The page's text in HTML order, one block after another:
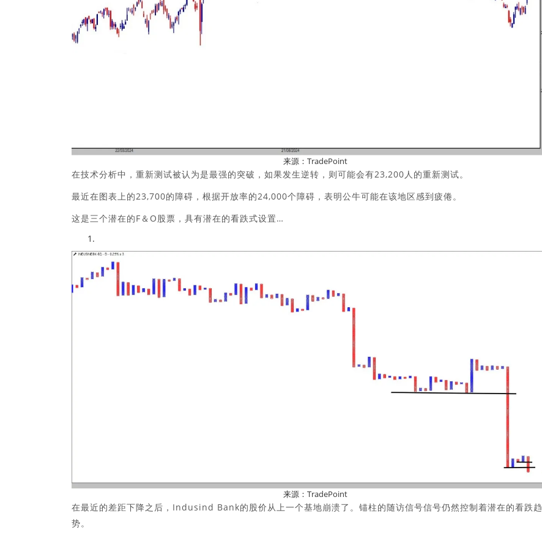
来源：TradePoint
在技​​术分析中，重新测试被认为是最强的突破，如果发生逆转，则可能会有23,200人的重新测试。
最近在图表上的23,700的障碍，根据开放率的24,000个障碍，表明公牛可能在该地区感到疲倦。
这是三个潜在的F＆O股票，具有潜在的看跌式设置…
来源：TradePoint
在最近的差距下降之后，Indusind Bank的股价从上一个基地崩溃了。锚柱的随访信号信号仍然控制着潜在的看跌趋
势。